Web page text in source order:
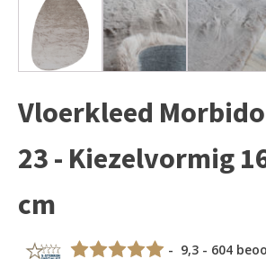
Vloerkleed
23 - Kiezelvormig
cm
- 9,3 - 604